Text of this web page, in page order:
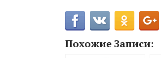
Похожие Записи: